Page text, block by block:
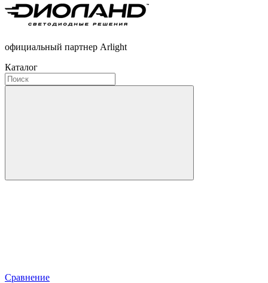
официальный партнер Arlight
Каталог
Сравнение